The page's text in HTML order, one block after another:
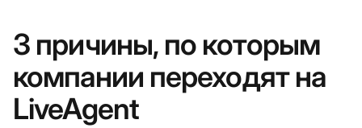
3 причины, по которым
компании переходят на
LiveAgent